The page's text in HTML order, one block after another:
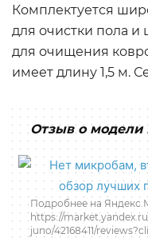
Комплектуется
для очистки пола
для очищения
имеет длину 1,5 м.
Отзыв о модели
Подробнее на
https://
juno/42168411/